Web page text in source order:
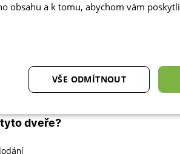
jsou dveře připraveny k rychlému
zlatý dub-bílá, další rozměry
připraveny k rychlému dodání.
dveře?
obsahu a k tomu, abychom vám
VŠE ODMÍTNOUT
cookies
Marketingové